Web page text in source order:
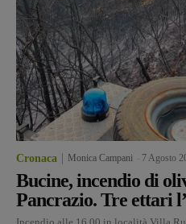
Cronaca Monica Campani 7 Agosto
Bucine, incendio di
Pancrazio. Tre ettari